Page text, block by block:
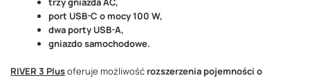
port USB-C o mocy 100 W,
dwa porty USB-A,
gniazdo samochodowe.
RIVER 3 Plusoferuje możliwość rozszerzenia pojemności o